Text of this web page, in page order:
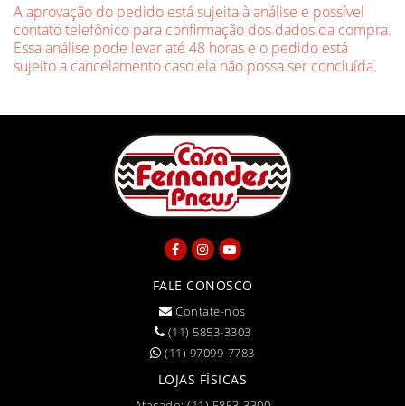
A aprovação do pedido está sujeita à análise e possível
contato telefônico para confirmação dos dados da compra.
Essa análise pode levar até 48 horas e o pedido está
sujeito a cancelamento caso ela não possa ser concluída.
FALE CONOSCO
Contate-nos
(11) 5853-3303
(11) 97099-7783
LOJAS FÍSICAS